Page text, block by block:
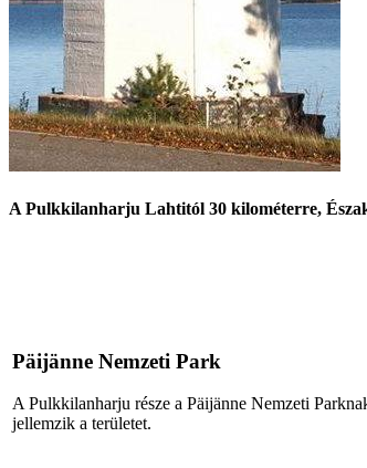
A Pulkkilanharju Lahtitól 30 kilométerre,
Päijänne Nemzeti Park
A Pulkkilanharju része a Päijänne Nemzeti
jellemzik a területet.